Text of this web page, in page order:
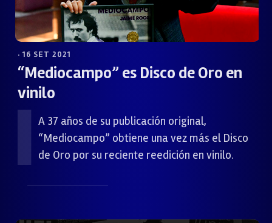
· 16 SET 2021
“Mediocampo” es Disco de Oro en
vinilo
A 37 años de su publicación original,
“Mediocampo” obtiene una vez más el Disco
de Oro por su reciente reedición en vinilo.